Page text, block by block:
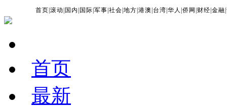
首页 |滚动 国内 国际 |军事 |社会 |地方 |港澳 台湾 |华人 |侨网 财经 |金融 |
首页
最新